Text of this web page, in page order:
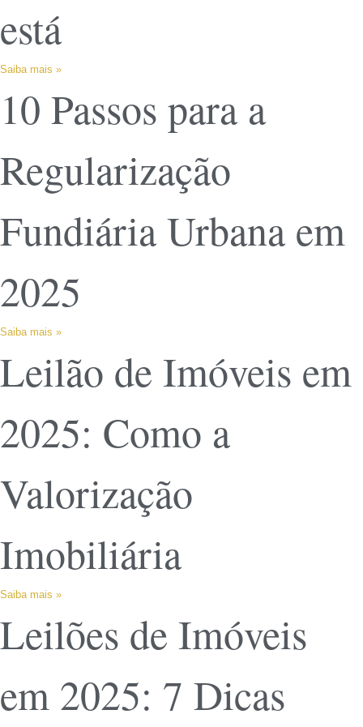
está
Saiba mais »
10 Passos para a
Regularização
Fundiária Urbana em
2025
Saiba mais »
Leilão de Imóveis em
2025: Como a
Valorização
Imobiliária
Saiba mais »
Leilões de Imóveis
em 2025: 7 Dicas